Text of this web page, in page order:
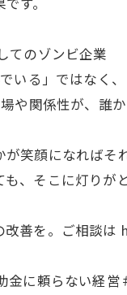
てのゾンビ企業
いる」ではなく
や関係性が、誰
笑顔になればそ
も、そこに灯りが
改善を。ご相談
金に頼らない経